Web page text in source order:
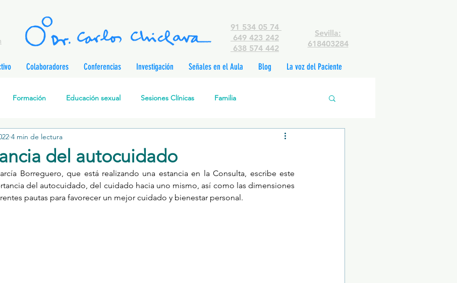
91 534 05 74
649 423 242
638 574 442
Sevilla:
618403284
Colaboradores Conferencias Investigación Señales en el Aula Blog La voz del Paciente
Formación Educación sexual Sesiones Clínicas Familia
Cognitivo-Analítica
Desarrollo personal Investigación Personajes & Personas
del autocuidado
4 min de lectura
Borreguero, que está realizando una estancia en la Consulta, escribe este
del autocuidado, del cuidado hacia uno mismo, así como las dimensiones
pautas para favorecer un mejor cuidado y bienestar personal.